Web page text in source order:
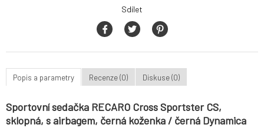
Sdílet
Popis a parametry Recenze (0) Diskuse (0)
Sportovní sedačka RECARO Cross Sportster CS,
sklopná, s airbagem, černá koženka / černá Dynamica